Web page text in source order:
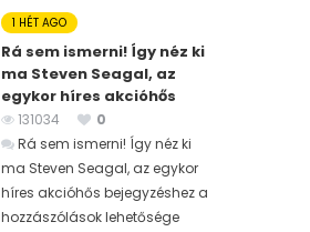
1 HÉT AGO
Rá sem ismerni! Így néz ki
ma Steven Seagal, az
egykor híres akcióhős
131034
0
Rá sem ismerni! Így néz ki
ma Steven Seagal, az egykor
híres akcióhős bejegyzéshez a
hozzászólások lehetősége